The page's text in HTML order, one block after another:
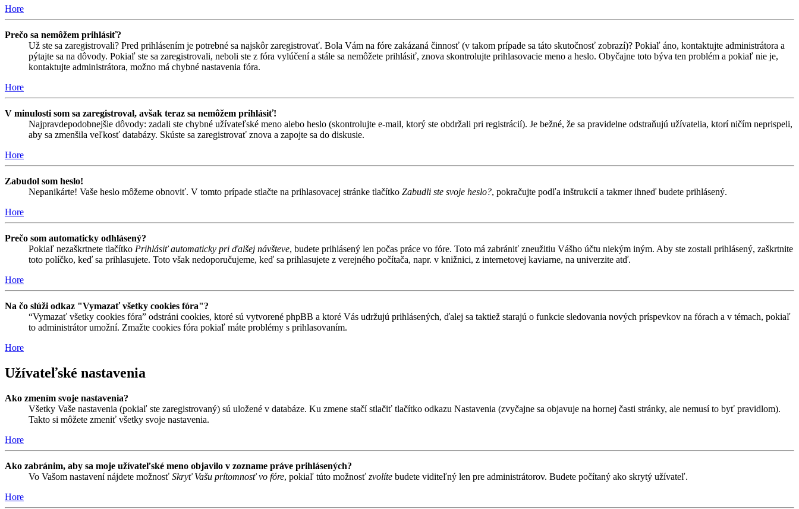
Hore
Prečo sa nemôžem prihlásiť?
Už ste sa zaregistrovali? Pred prihlásením je potrebné sa najskôr zaregistrovať. Bola Vám na fóre zakázaná činnosť (v takom prípade sa táto skutočnosť zobrazí)? Pokiaľ áno, kontaktujte administrátora a
pýtajte sa na dôvody. Pokiaľ ste sa zaregistrovali, neboli ste z fóra vylúčení a stále sa nemôžete prihlásiť, znova skontrolujte prihlasovacie meno a heslo. Obyčajne toto býva ten problém a pokiaľ nie je,
kontaktujte administrátora, možno má chybné nastavenia fóra.
Hore
V minulosti som sa zaregistroval, avšak teraz sa nemôžem prihlásiť!
Najpravdepodobnejšie dôvody: zadali ste chybné užívateľské meno alebo heslo (skontrolujte e-mail, ktorý ste obdržali pri registrácií). Je bežné, že sa pravidelne odstraňujú užívatelia, ktorí ničím neprispeli,
aby sa zmenšila veľkosť databázy. Skúste sa zaregistrovať znova a zapojte sa do diskusie.
Hore
Zabudol som heslo!
Nepanikárte! Vaše heslo môžeme obnoviť. V tomto prípade stlačte na prihlasovacej stránke tlačítko Zabudli ste svoje heslo?, pokračujte podľa inštrukcií a takmer ihneď budete prihlásený.
Hore
Prečo som automaticky odhlásený?
Pokiaľ nezaškrtnete tlačítko Prihlásiť automaticky pri ďalšej návšteve, budete prihlásený len počas práce vo fóre. Toto má zabrániť zneužitiu Vášho účtu niekým iným. Aby ste zostali prihlásený, zaškrtnite
toto políčko, keď sa prihlasujete. Toto však nedoporučujeme, keď sa prihlasujete z verejného počítača, napr. v knižnici, z internetovej kaviarne, na univerzite atď.
Hore
Na čo slúži odkaz "Vymazať všetky cookies fóra"?
“Vymazať všetky cookies fóra” odstráni cookies, ktoré sú vytvorené phpBB a ktoré Vás udržujú prihlásených, ďalej sa taktiež starajú o funkcie sledovania nových príspevkov na fórach a v témach, pokiaľ
to administrátor umožní. Zmažte cookies fóra pokiaľ máte problémy s prihlasovaním.
Hore
Užívateľské nastavenia
Ako zmením svoje nastavenia?
Všetky Vaše nastavenia (pokiaľ ste zaregistrovaný) sú uložené v databáze. Ku zmene stačí stlačiť tlačítko odkazu Nastavenia (zvyčajne sa objavuje na hornej časti stránky, ale nemusí to byť pravidlom).
Takto si môžete zmeniť všetky svoje nastavenia.
Hore
Ako zabránim, aby sa moje užívateľské meno objavilo v zozname práve prihlásených?
Vo Vašom nastavení nájdete možnosť Skryť Vašu prítomnosť vo fóre, pokiaľ túto možnosť zvolíte budete viditeľný len pre administrátorov. Budete počítaný ako skrytý užívateľ.
Hore